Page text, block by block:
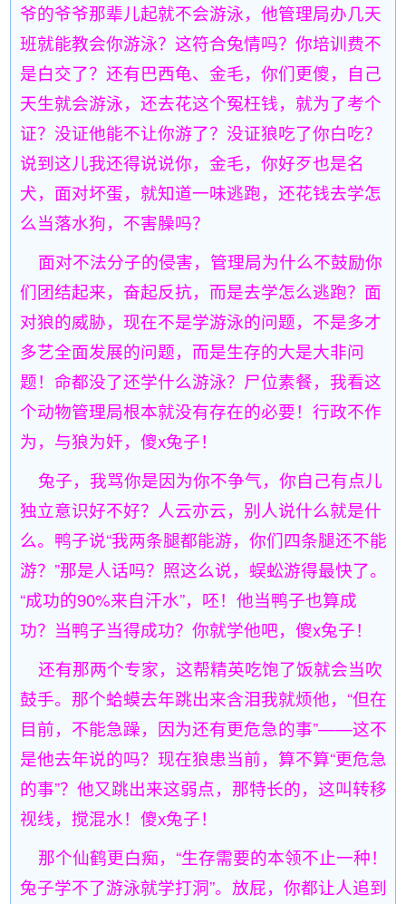
爷的爷爷那辈儿起就不会游泳，他管理局办几天
班就能教会你游泳？这符合兔情吗？你培训费不
是白交了？还有巴西龟、金毛，你们更傻，自己
天生就会游泳，还去花这个冤枉钱，就为了考个
证？没证他能不让你游了？没证狼吃了你白吃？
说到这儿我还得说说你，金毛，你好歹也是名
犬，面对坏蛋，就知道一味逃跑，还花钱去学怎
么当落水狗，不害臊吗？
面对不法分子的侵害，管理局为什么不鼓励你
们团结起来，奋起反抗，而是去学怎么逃跑？面
对狼的威胁，现在不是学游泳的问题，不是多才
多艺全面发展的问题，而是生存的大是大非问
题！命都没了还学什么游泳？尸位素餐，我看这
个动物管理局根本就没有存在的必要！行政不作
为，与狼为奸，傻x兔子！
兔子，我骂你是因为你不争气，你自己有点儿
独立意识好不好？人云亦云，别人说什么就是什
么。鸭子说“我两条腿都能游，你们四条腿还不能
游？”那是人话吗？照这么说，蜈蚣游得最快了。
“成功的90%来自汗水”，呸！他当鸭子也算成
功？当鸭子当得成功？你就学他吧，傻x兔子！
还有那两个专家，这帮精英吃饱了饭就会当吹
鼓手。那个蛤蟆去年跳出来含泪我就烦他，“但在
目前，不能急躁，因为还有更危急的事”——这不
是他去年说的吗？现在狼患当前，算不算“更危急
的事”？他又跳出来这弱点，那特长的，这叫转移
视线，搅混水！傻x兔子！
那个仙鹤更白痴，“生存需要的本领不止一种！
兔子学不了游泳就学打洞”。放屁，你都让人追到